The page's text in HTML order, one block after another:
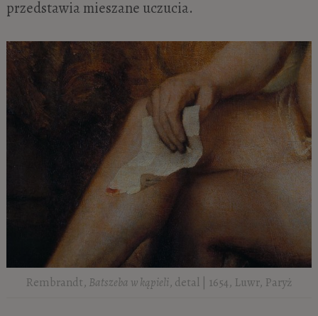
przedstawia mieszane uczucia.
Rembrandt, Batszeba w kąpieli, detal | 1654, Luwr, Paryż